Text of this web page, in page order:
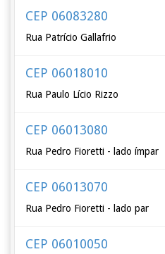
CEP 06083280
Rua Patrício Gallafrio
CEP 06018010
Rua Paulo Lício Rizzo
CEP 06013080
Rua Pedro Fioretti - lado ímpar
CEP 06013070
Rua Pedro Fioretti - lado par
CEP 06010050